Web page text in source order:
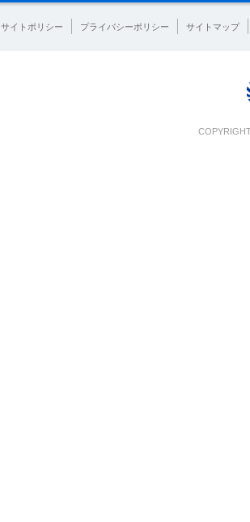
サイトポリシー プライバシーポリシー サイトマップ